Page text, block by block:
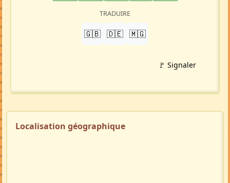
TRADUIRE
🇬🇧 🇩🇪 🇲🇬
🚩 Signaler
Localisation géographique